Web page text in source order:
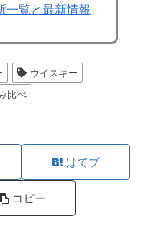
一覧と最新情報
ウイスキー
比べ
はてブ
コピー